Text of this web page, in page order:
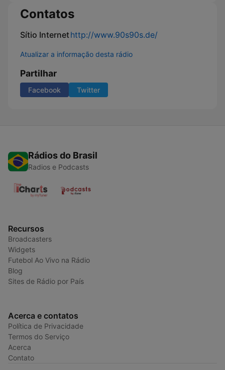
Contatos
Sítio Internethttp://www.90s90s.de/
Atualizar a informação desta rádio
Partilhar
Facebook Twitter
Rádios do Brasil
Radios e Podcasts
Recursos
Broadcasters
Widgets
Futebol Ao Vivo na Rádio
Blog
Sites de Rádio por País
Acerca e contatos
Política de Privacidade
Termos do Serviço
Acerca
Contato